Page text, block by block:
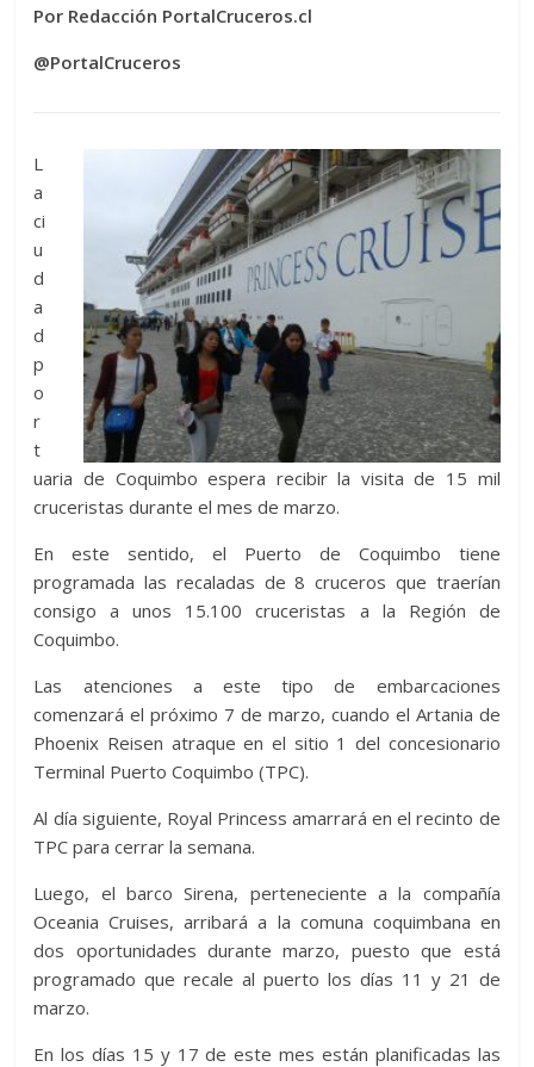
Por Redacción PortalCruceros.cl
@PortalCruceros
L
a
ci
u
d
a
d
p
o
r
t
uaria de Coquimbo espera recibir la visita de 15 mil
cruceristas durante el mes de marzo.
En este sentido, el Puerto de Coquimbo tiene
programada las recaladas de 8 cruceros que traerían
consigo a unos 15.100 cruceristas a la Región de
Coquimbo.
Las atenciones a este tipo de embarcaciones
comenzará el próximo 7 de marzo, cuando el Artania de
Phoenix Reisen atraque en el sitio 1 del concesionario
Terminal Puerto Coquimbo (TPC).
Al día siguiente, Royal Princess amarrará en el recinto de
TPC para cerrar la semana.
Luego, el barco Sirena, perteneciente a la compañía
Oceania Cruises, arribará a la comuna coquimbana en
dos oportunidades durante marzo, puesto que está
programado que recale al puerto los días 11 y 21 de
marzo.
En los días 15 y 17 de este mes están planificadas las